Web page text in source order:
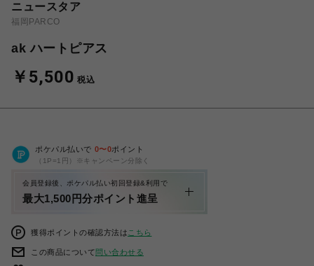
ニュースタア
福岡PARCO
ak ハートピアス
￥5,500 税込
ポケパル払いで 0〜0ポイント
（1P=1円）※キャンペーン分除く
会員登録後、ポケパル払い初回登録&利用で
最大1,500円分ポイント進呈
獲得ポイントの確認方法は こちら
この商品について問い合わせる